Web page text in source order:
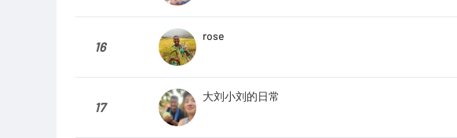
16
rose
17
大刘小刘的日常